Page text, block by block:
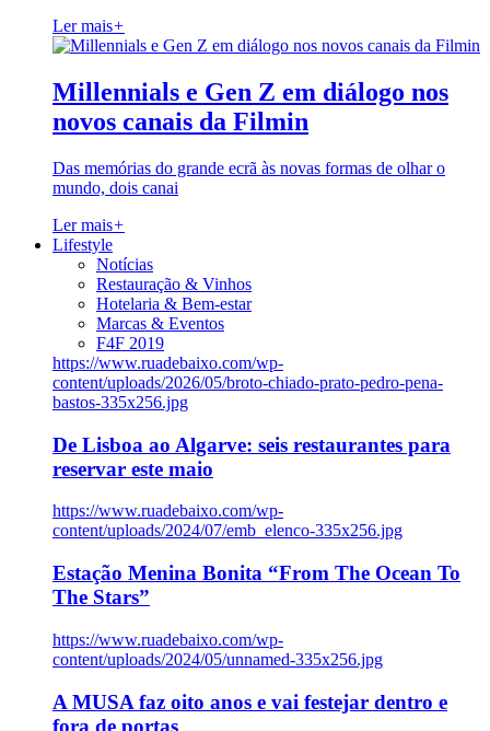
Ler mais+
Millennials e Gen Z em diálogo nos
novos canais da Filmin
Das memórias do grande ecrã às novas formas de olhar o
mundo, dois canai
Ler mais+
Lifestyle
Notícias
Restauração & Vinhos
Hotelaria & Bem-estar
Marcas & Eventos
F4F 2019
https://www.ruadebaixo.com/wp-
content/uploads/2026/05/broto-chiado-prato-pedro-pena-
bastos-335x256.jpg
De Lisboa ao Algarve: seis restaurantes para
reservar este maio
https://www.ruadebaixo.com/wp-
content/uploads/2024/07/emb_elenco-335x256.jpg
Estação Menina Bonita “From The Ocean To
The Stars”
https://www.ruadebaixo.com/wp-
content/uploads/2024/05/unnamed-335x256.jpg
A MUSA faz oito anos e vai festejar dentro e
fora de portas